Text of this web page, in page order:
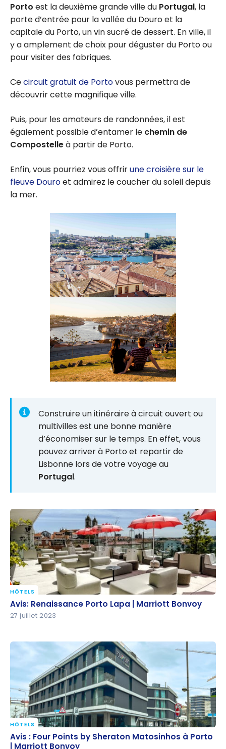
Porto est la deuxième grande ville du Portugal, la
porte d’entrée pour la vallée du Douro et la
capitale du Porto, un vin sucré de dessert. En ville, il
y a amplement de choix pour déguster du Porto ou
pour visiter des fabriques.
Cecircuit gratuit de Portovous permettra de
découvrir cette magnifique ville.
Puis, pour les amateurs de randonnées, il est
également possible d’entamer le chemin de
Compostelleà partir de Porto.
Enfin, vous pourriez vous offrirune croisière sur le
fleuve Douroet admirez le coucher du soleil depuis
la mer.
Construire un itinéraire à circuit ouvert ou
multivilles est une bonne manière
d’économiser sur le temps. En effet, vous
pouvez arriver à Porto et repartir de
Lisbonne lors de votre voyage au
Portugal.
Avis: Renaissance Porto Lapa | Marriott Bonvoy
HÔTELS
Avis: Renaissance Porto Lapa | Marriott Bonvoy
27 juillet 2023
Avis : Four Points by Sheraton Matosinhos à Porto |
Marriott Bonvoy
HÔTELS
Avis : Four Points by Sheraton Matosinhos à Porto
| Marriott Bonvoy